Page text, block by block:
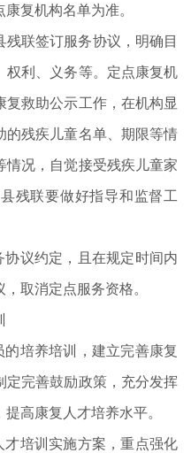
复机构名单为准。
残联签订服务协议，明确目
权利、义务等。定点康复机
救助公示工作，在机构显
的残疾儿童名单、期限等情
情况，自觉接受残疾儿童家
残联要做好指导和监督工
议约定，且在规定时间内
取消定点服务资格。
培养培训，建立完善康复
定完善鼓励政策，充分发挥
高康复人才培养水平。
培训实施方案，重点强化